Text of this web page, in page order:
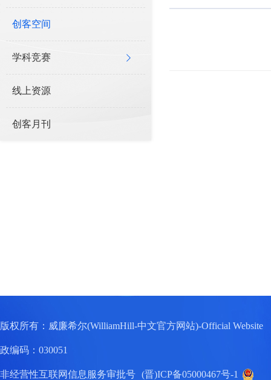
创客空间
学科竞赛
线上资源
创客月刊
版权所有：威廉希尔(WilliamHill-中文官方网站)-Official
政编码：030051
非经营性互联网信息服务审批号 (晋)ICP备05000467号-1